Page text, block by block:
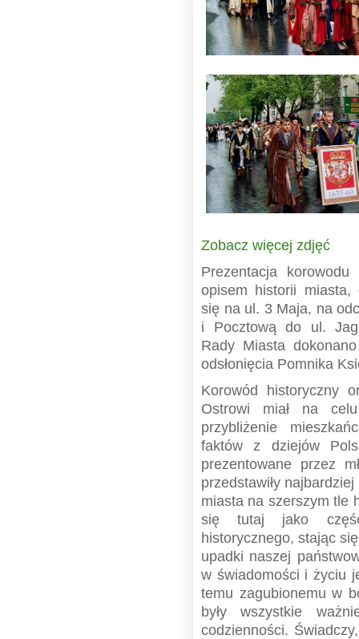
Zobacz więcej zdjęć
Prezentacja
opisem historii miasta,
się na ul. 3 Maja, na
i Pocztową do ul.
Rady Miasta
odsłonięcia Pomnika
Korowód historyczny
Ostrowi miał na
przybliżenie
faktów z dziejów
prezentowane przez
przedstawiły
miasta na szerszym tle
się tutaj jako część
historycznego, stając
upadki naszej
w świadomości i życiu
temu zagubionemu w
były wszystkie
codzienności.